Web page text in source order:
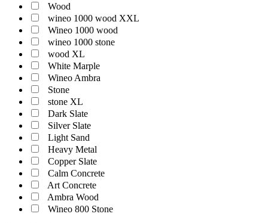
Wood
wineo 1000 wood XXL
Wineo 1000 wood
wineo 1000 stone
wood XL
White Marple
Wineo Ambra
Stone
stone XL
Dark Slate
Silver Slate
Light Sand
Heavy Metal
Copper Slate
Calm Concrete
Art Concrete
Ambra Wood
Wineo 800 Stone